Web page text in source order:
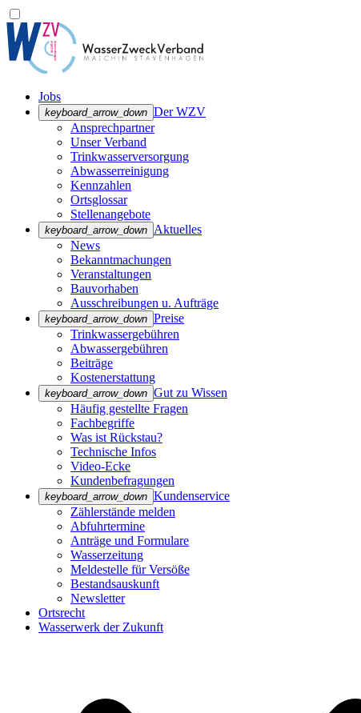
Jobs
keyboard_arrow_down Der WZV
Ansprechpartner
Unser Verband
Trinkwasser­versorgung
Abwasserreinigung
Kennzahlen
Ortsglossar
Stellenangebote
keyboard_arrow_down Aktuelles
News
Bekanntmachungen
Veranstaltungen
Bauvorhaben
Ausschreibungen u. Aufträge
keyboard_arrow_down Preise
Trinkwassergebühren
Abwassergebühren
Beiträge
Kostenerstattung
keyboard_arrow_down Gut zu Wissen
Häufig gestellte Fragen
Fachbegriffe
Was ist Rückstau?
Technische Infos
Video-Ecke
Kundenbefragungen
keyboard_arrow_down Kundenservice
Zählerstände melden
Abfuhrtermine
Anträge und Formulare
Wasserzeitung
Meldestelle für Versöße
Bestandsauskunft
Newsletter
Ortsrecht
Wasserwerk der Zukunft